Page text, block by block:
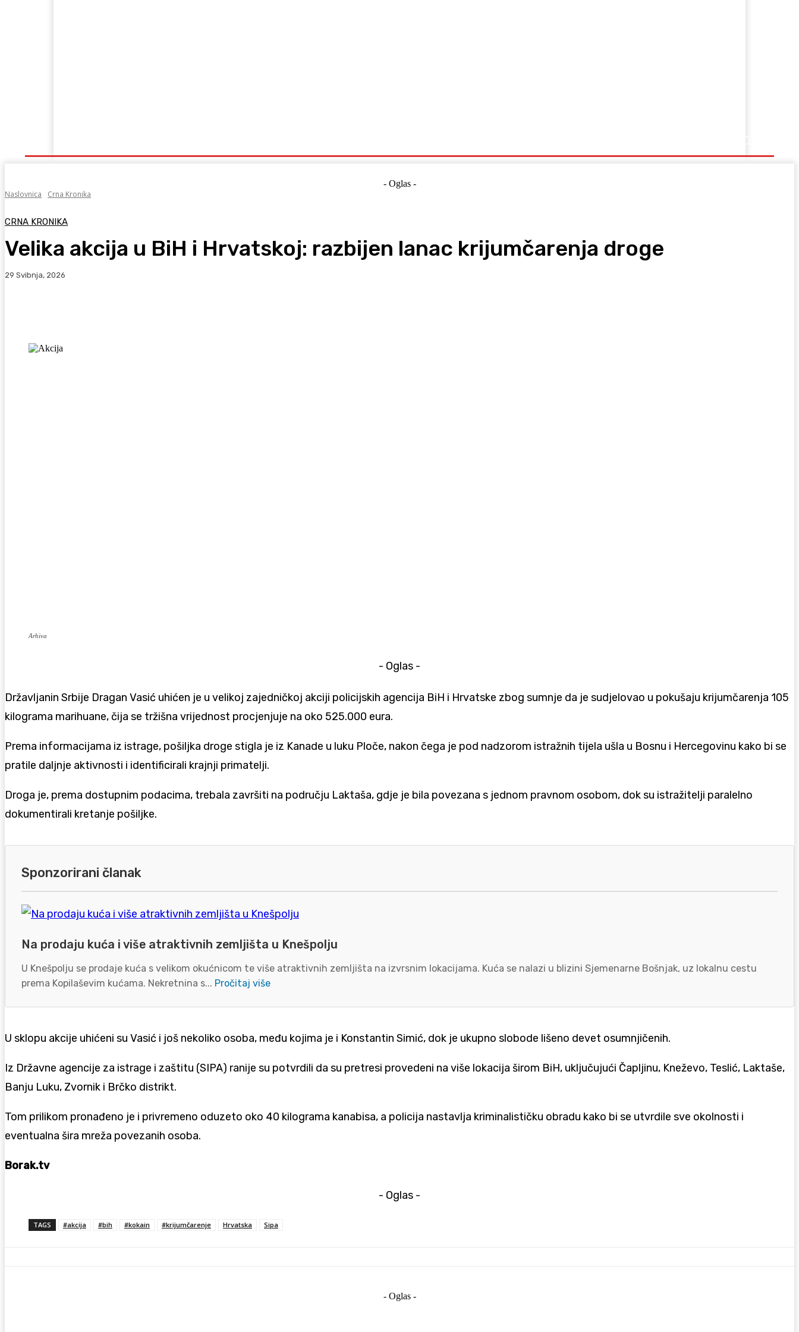
- Oglas -
Naslovnica
Crna Kronika
CRNA KRONIKA
Velika akcija u BiH i Hrvatskoj: razbijen lanac krijumčarenja droge
29 Svibnja, 2026
Arhiva
- Oglas -
Državljanin Srbije Dragan Vasić uhićen je u velikoj zajedničkoj akciji policijskih agencija BiH i Hrvatske zbog sumnje da je sudjelovao u pokušaju krijumčarenja 105
kilograma marihuane, čija se tržišna vrijednost procjenjuje na oko 525.000 eura.
Prema informacijama iz istrage, pošiljka droge stigla je iz Kanade u luku Ploče, nakon čega je pod nadzorom istražnih tijela ušla u Bosnu i Hercegovinu kako bi se
pratile daljnje aktivnosti i identificirali krajnji primatelji.
Droga je, prema dostupnim podacima, trebala završiti na području Laktaša, gdje je bila povezana s jednom pravnom osobom, dok su istražitelji paralelno
dokumentirali kretanje pošiljke.
Sponzorirani članak
Na prodaju kuća i više atraktivnih zemljišta u Knešpolju
U Knešpolju se prodaje kuća s velikom okućnicom te više atraktivnih zemljišta na izvrsnim lokacijama. Kuća se nalazi u blizini Sjemenarne Bošnjak, uz lokalnu cestu
prema Kopilaševim kućama. Nekretnina s... Pročitaj više
U sklopu akcije uhićeni su Vasić i još nekoliko osoba, među kojima je i Konstantin Simić, dok je ukupno slobode lišeno devet osumnjičenih.
Iz Državne agencije za istrage i zaštitu (SIPA) ranije su potvrdili da su pretresi provedeni na više lokacija širom BiH, uključujući Čapljinu, Kneževo, Teslić, Laktaše,
Banju Luku, Zvornik i Brčko distrikt.
Tom prilikom pronađeno je i privremeno oduzeto oko 40 kilograma kanabisa, a policija nastavlja kriminalističku obradu kako bi se utvrdile sve okolnosti i
eventualna šira mreža povezanih osoba.
Borak.tv
- Oglas -
TAGS #akcija #bih #kokain #krijumčarenje Hrvatska Sipa
- Oglas -